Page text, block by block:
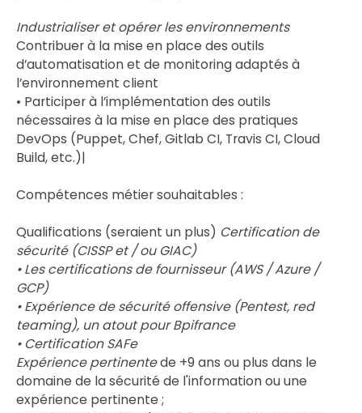
Industrialiser et opérer les environnements
Contribuer à la mise en place des outils
d’automatisation et de monitoring adaptés à
l’environnement client
• Participer à l’implémentation des outils
nécessaires à la mise en place des pratiques
DevOps (Puppet, Chef, Gitlab CI, Travis CI, Cloud
Build, etc.)|
Compétences métier souhaitables :
Qualifications (seraient un plus) Certification de
sécurité (CISSP et / ou GIAC)
• Les certifications de fournisseur (AWS / Azure /
GCP)
• Expérience de sécurité offensive (Pentest, red
teaming), un atout pour Bpifrance
• Certification SAFe
Expérience pertinentede +9 ans ou plus dans le
domaine de la sécurité de l'information ou une
expérience pertinente ;